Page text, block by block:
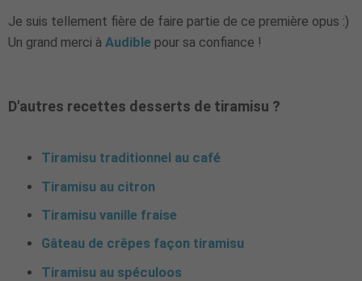
Je suis tellement fière de faire partie de ce première opus :)
Un grand merci à Audible pour sa confiance !
D'autres recettes desserts de tiramisu ?
Tiramisu traditionnel au café
Tiramisu au citron
Tiramisu vanille fraise
Gâteau de crêpes façon tiramisu
Tiramisu au spéculoos